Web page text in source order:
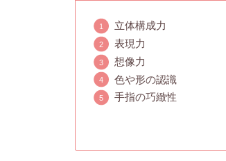
立体構成力
表現力
想像力
色や形の認識
手指の巧緻性